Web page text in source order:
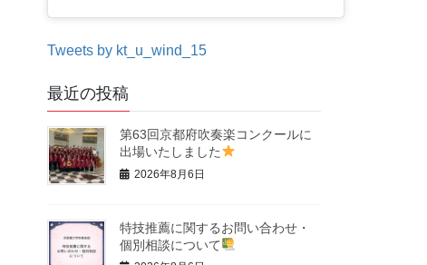
Tweets by kt_u_wind_15
最近の投稿
第63回京都府吹奏楽コンクールに
出場いたしました
2026年8月6日
特技推薦に関するお問い合わせ・
個別相談について